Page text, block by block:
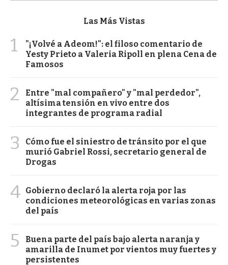
Las Más Vistas
1
"¡Volvé a Adeom!": el filoso comentario de
Yesty Prieto a Valeria Ripoll en plena Cena de
Famosos
2
Entre "mal compañero" y "mal perdedor",
altísima tensión en vivo entre dos
integrantes de programa radial
3
Cómo fue el siniestro de tránsito por el que
murió Gabriel Rossi, secretario general de
Drogas
4 Gobierno declaró la alerta roja por las
condiciones meteorológicas en varias zonas
del país
5
Buena parte del país bajo alerta naranja y
amarilla de Inumet por vientos muy fuertes y
persistentes